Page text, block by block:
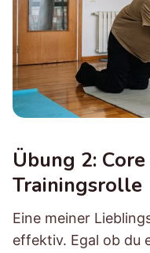
Übung 2:
Trainingsrolle
Eine meiner
effektiv. Egal ob du